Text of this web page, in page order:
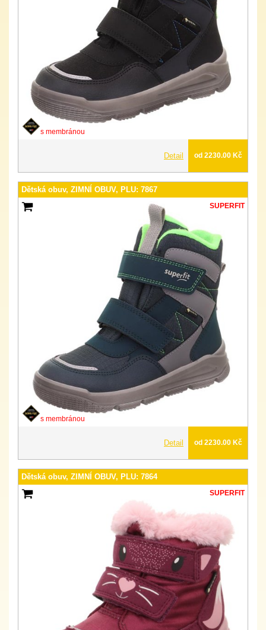
s membránou
Detail od 2230.00 Kč
Dětská obuv, ZIMNÍ OBUV, PLU: 7867
SUPERFIT
s membránou
Detail od 2230.00 Kč
Dětská obuv, ZIMNÍ OBUV, PLU: 7864
SUPERFIT